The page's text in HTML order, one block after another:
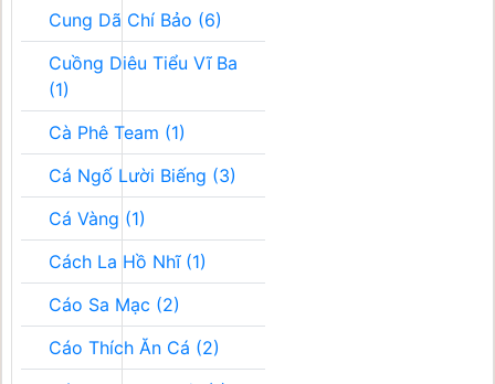
Cung Dã Chí Bảo (6)
Cuồng Diêu Tiểu Vĩ Ba
(1)
Cà Phê Team (1)
Cá Ngố Lười Biếng (3)
Cá Vàng (1)
Cách La Hồ Nhĩ (1)
Cáo Sa Mạc (2)
Cáo Thích Ăn Cá (2)